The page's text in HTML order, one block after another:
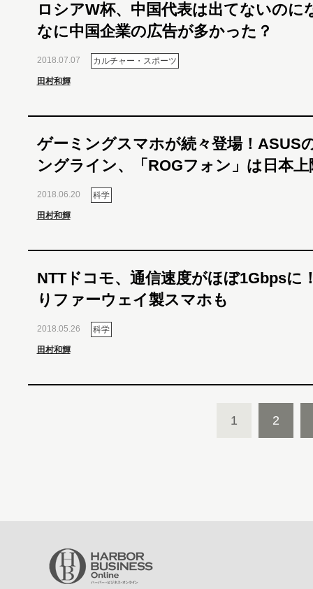
ロシアW杯、中国代表は出てないのに
なに中国企業の広告が多かった？
2018.07.07 カルチャー・スポーツ
田村和輝
ゲーミングスマホが続々登場！ASUS
ングライン、「ROGフォン」は日本上
2018.06.20 科学
田村和輝
NTTドコモ、通信速度がほぼ1Gbpsに
りファーウェイ製スマホも
2018.05.26 科学
田村和輝
1 2